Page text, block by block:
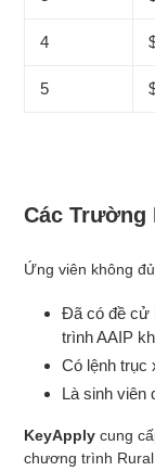
4
5
Các Trường
Ứng viên không
Đã có đề cử
trình AAIP
Có lệnh trục
Là sinh viên
KeyApply cung
chương trình